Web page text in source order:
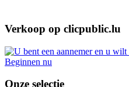
Verkoop op clicpublic.lu
Beginnen nu
Onze selectie